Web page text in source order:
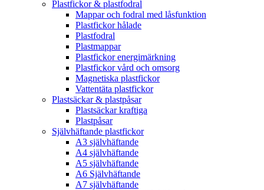
Plastfickor & plastfodral
Mappar och fodral med låsfunktion
Plastfickor hålade
Plastfodral
Plastmappar
Plastfickor energimärkning
Plastfickor vård och omsorg
Magnetiska plastfickor
Vattentäta plastfickor
Plastsäckar & plastpåsar
Plastsäckar kraftiga
Plastpåsar
Självhäftande plastfickor
A3 självhäftande
A4 självhäftande
A5 självhäftande
A6 Självhäftande
A7 självhäftande